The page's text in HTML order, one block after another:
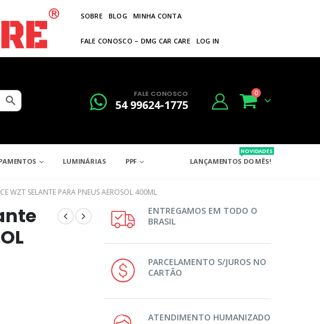
SOBRE BLOG MINHA CONTA
FALE CONOSCO – DMG CAR CARE LOG IN
Button FALE CONOSCO
54 99624-1775
0
LUMINÁRIAS PPF LANÇAMENTOS DO MÊS!
NOVIDADES
WZT SELANTE PARA PNEUS AEROSOL 400ML
ENTREGAMOS EM TODO O
BRASIL
PARCELAMENTO S/JUROS NO
CARTÃO
ATENDIMENTO HUMANIZADO